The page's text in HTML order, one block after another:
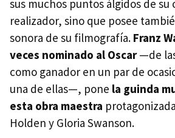
sus muchos puntos álgidos de su
realizador, sino que posee
sonora de su filmografía. Franz
veces nominado al Oscar—de
como ganador en un par de
una de ellas—, pone la guinda
esta obra maestra
Holden y Gloria Swanson.